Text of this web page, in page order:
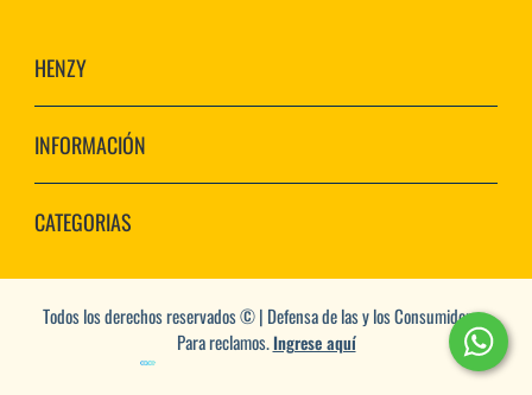
HENZY
INFORMACIÓN
CATEGORIAS
Todos los derechos reservados © | Defensa de las y los Consumidores.
Para reclamos.Ingrese aquí